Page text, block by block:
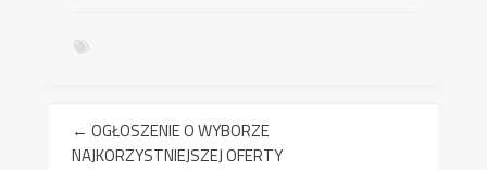
← OGŁOSZENIE O WYBORZE
NAJKORZYSTNIEJSZEJ OFERTY